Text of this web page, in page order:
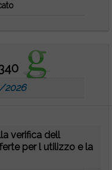
verifica dell
per l utilizzo e la